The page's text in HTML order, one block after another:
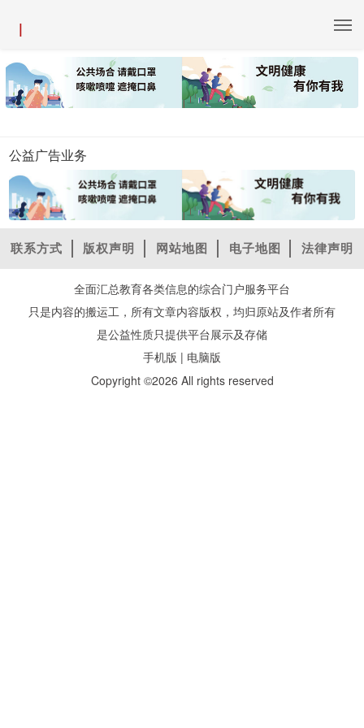
|
公益广告业务
联系方式 版权声明 网站地图 电子地图 法律声明
全面汇总教育各类信息的综合门户服务平台
只是内容的搬运工，所有文章内容版权，均归原站及作者所有
是公益性质只提供平台展示及存储
手机版 | 电脑版
Copyright ©2026 All rights reserved